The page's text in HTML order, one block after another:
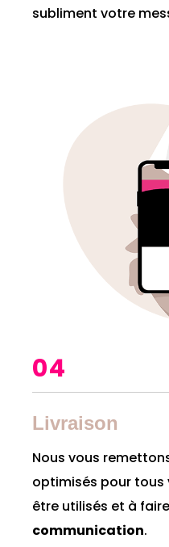
subliment votre
04
Livraison
Nous vous
optimisés pour tous
être utilisés et à faire
communication.